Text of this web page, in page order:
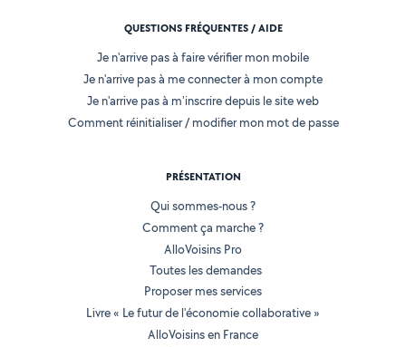
QUESTIONS FRÉQUENTES / AIDE
Je n'arrive pas à faire vérifier mon mobile
Je n'arrive pas à me connecter à mon compte
Je n'arrive pas à m'inscrire depuis le site web
Comment réinitialiser / modifier mon mot de passe
PRÉSENTATION
Qui sommes-nous ?
Comment ça marche ?
AlloVoisins Pro
Toutes les demandes
Proposer mes services
Livre « Le futur de l'économie collaborative »
AlloVoisins en France